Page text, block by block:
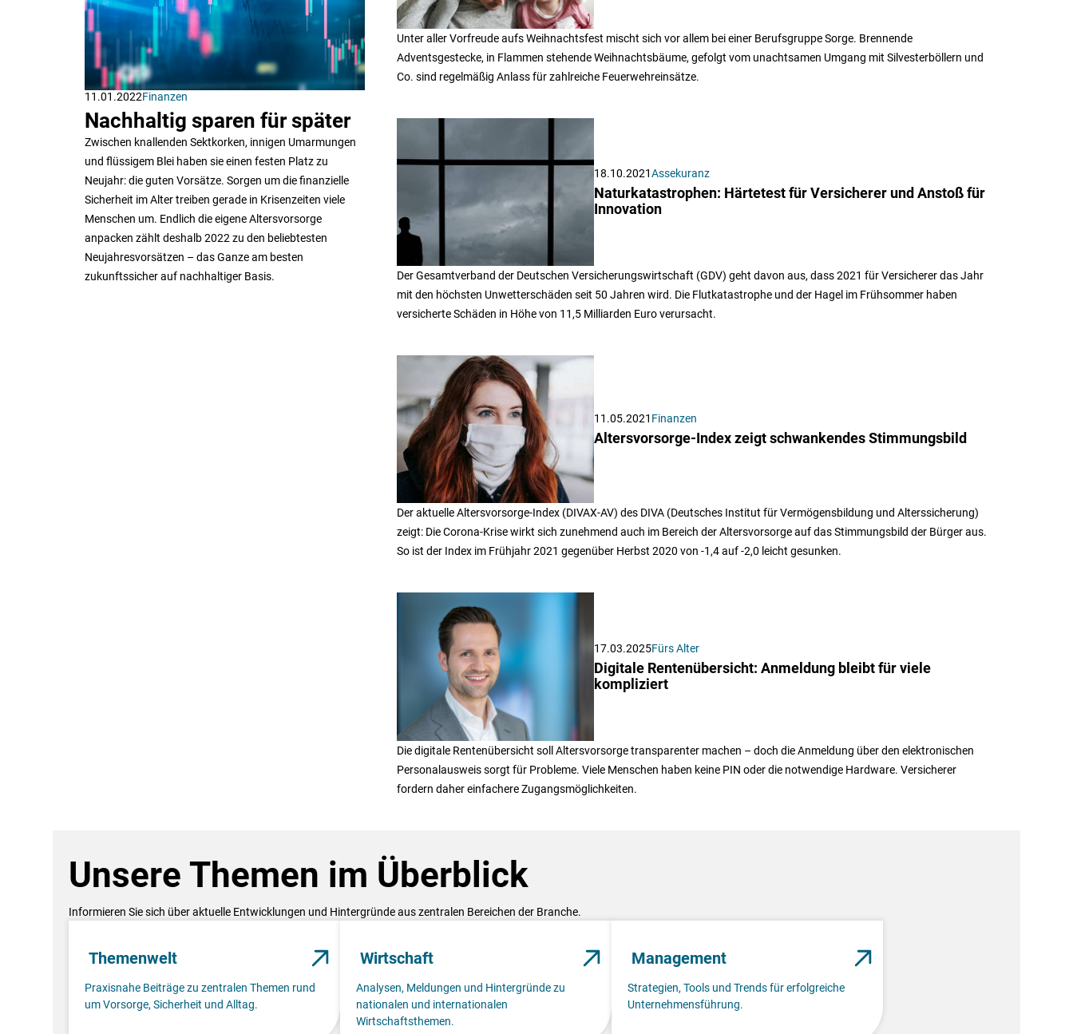
11.01.2022Finanzen
Nachhaltig sparen für später
Zwischen knallenden Sektkorken, innigen Umarmungen
und flüssigem Blei haben sie einen festen Platz zu
Neujahr: die guten Vorsätze. Sorgen um die finanzielle
Sicherheit im Alter treiben gerade in Krisenzeiten viele
Menschen um. Endlich die eigene Altersvorsorge
anpacken zählt deshalb 2022 zu den beliebtesten
Neujahresvorsätzen – das Ganze am besten
zukunftssicher auf nachhaltiger Basis.
Unter aller Vorfreude aufs Weihnachtsfest mischt sich vor allem bei einer Berufsgruppe Sorge. Brennende
Adventsgestecke, in Flammen stehende Weihnachtsbäume, gefolgt vom unachtsamen Umgang mit Silvesterböllern und
Co. sind regelmäßig Anlass für zahlreiche Feuerwehreinsätze.
18.10.2021Assekuranz
Naturkatastrophen: Härtetest für Versicherer und Anstoß für
Innovation
Der Gesamtverband der Deutschen Versicherungswirtschaft (GDV) geht davon aus, dass 2021 für Versicherer das Jahr
mit den höchsten Unwetterschäden seit 50 Jahren wird. Die Flutkatastrophe und der Hagel im Frühsommer haben
versicherte Schäden in Höhe von 11,5 Milliarden Euro verursacht.
11.05.2021 Finanzen
Altersvorsorge-Index zeigt schwankendes Stimmungsbild
Der aktuelle Altersvorsorge-Index (DIVAX-AV) des DIVA (Deutsches Institut für Vermögensbildung und Alterssicherung)
zeigt: Die Corona-Krise wirkt sich zunehmend auch im Bereich der Altersvorsorge auf das Stimmungsbild der Bürger aus.
So ist der Index im Frühjahr 2021 gegenüber Herbst 2020 von -1,4 auf -2,0 leicht gesunken.
17.03.2025Fürs Alter
Digitale Rentenübersicht: Anmeldung bleibt für viele
kompliziert
Die digitale Rentenübersicht soll Altersvorsorge transparenter machen – doch die Anmeldung über den elektronischen
Personalausweis sorgt für Probleme. Viele Menschen haben keine PIN oder die notwendige Hardware. Versicherer
fordern daher einfachere Zugangsmöglichkeiten.
Unsere Themen im Überblick
Informieren Sie sich über aktuelle Entwicklungen und Hintergründe aus zentralen Bereichen der Branche.
Themenwelt
Praxisnahe Beiträge zu zentralen Themen rund
um Vorsorge, Sicherheit und Alltag.
Wirtschaft
Analysen, Meldungen und Hintergründe zu
nationalen und internationalen
Wirtschaftsthemen.
Management
Strategien, Tools und Trends für erfolgreiche
Unternehmensführung.